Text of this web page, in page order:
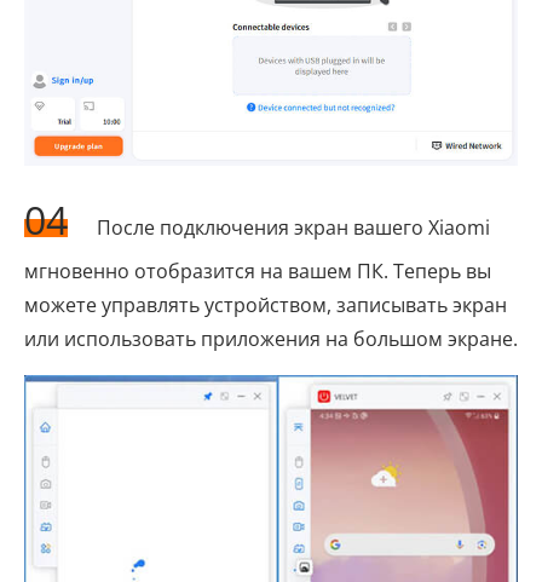
04
После подключения экран вашего Xiaomi
мгновенно отобразится на вашем ПК. Теперь вы
можете управлять устройством, записывать экран
или использовать приложения на большом экране.